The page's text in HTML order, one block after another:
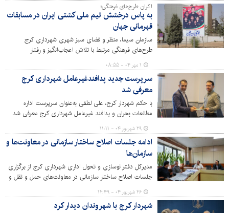
اکران طرح‌های فرهنگی؛
به پاس درخشش تیم ملی کشتی ایران در مسابقات
قهرمانی جهان
سازمان سیما، منظر و فضای سبز شهری شهرداری کرج
طرح‌های فرهنگی مرتبط با تلاش اعجاب‌انگیز و رفتار
تحسین‌آمیز قهرمانان کشتی آزاد و فرنگی کشور را در شهر کرج
اکران کرد.
۱ مهر ۰۴ - ۰۸:۵۵
سرپرست جدید پدافندغیرعامل شهرداری کرج
معرفی شد
با حکم شهردار کرج، علی لطفی به‌عنوان سرپرست اداره
مطالعات بحران و پدافند غیرعامل شهرداری کرج معرفی شد.
پیش از این کمیل مرادی در این جایگاه فعالیت می‌کرد.
۲۹ شهریور ۰۴ - ۱۱:۱۱
ادامه جلسات اصلاح ساختار سازمانی در معاونت‌ها و
سازمان‌ها
مدیرکل دفتر نوسازی و تحول اداری شهرداری کرج از برگزاری
جلسات اصلاح ساختار سازمانی در معاونت‌های حمل و نقل و
ترافیک، مالی و اقتصادی، برنامه‌ریزی، شهرسازی، فنی و
عمرانی و سازمان‌های عمران، حمل و نقل ریلی، حمل و نقل بار
و مسافر در هفته‌ جاری خبر داد.
۲۶ شهریور ۰۴ - ۱۲:۴۹
شهردار کرج با شهروندان دیدار کرد